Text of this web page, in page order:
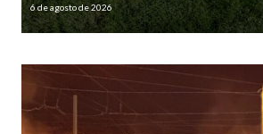
6 de agosto de 2026